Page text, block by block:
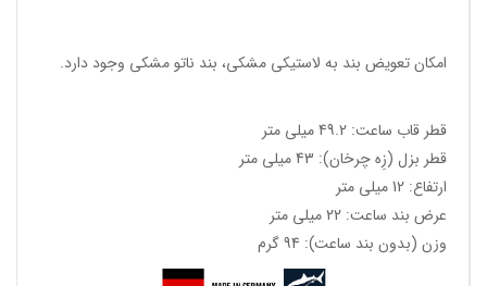
امکان تعویض بند به لاستیکی مشکی، بند ناتو مشکی وجود دارد.
قطر قاب ساعت: 49.2 میلی متر
قطر بزل (زِه چرخان): 43 میلی متر
ارتفاع: 12 میلی متر
عرض بند ساعت: 22 میلی متر
وزن (بدون بند ساعت): 94 گرم